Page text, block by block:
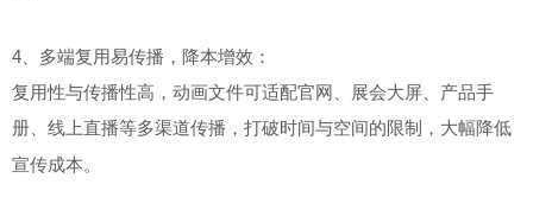
4、多端复用易传播，降本增效：
复用性与传播性高，动画文件可适配官网、展会大屏、产品手
册、线上直播等多渠道传播，打破时间与空间的限制，大幅降低
宣传成本。